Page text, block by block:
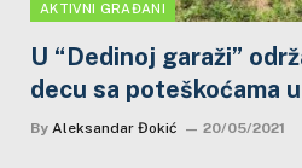
AKTIVNI GRAĐANI
U “Dedinoj garaži”
decu sa poteškoćama
By Aleksandar Đokić 20/05/2021